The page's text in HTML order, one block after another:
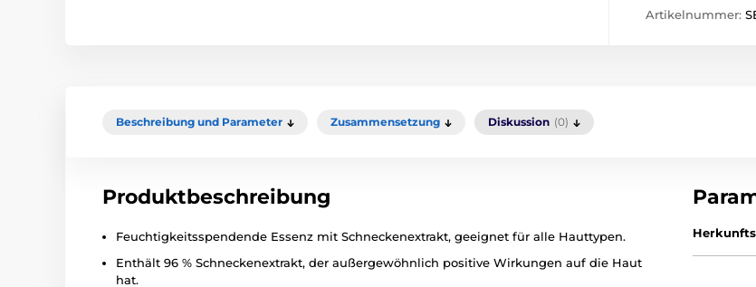
Artikelnummer:
Beschreibung und Parameter Zusammensetzung Diskussion (0)
Produktbeschreibung
Feuchtigkeitsspendende Essenz mit Schneckenextrakt, geeignet für alle Hauttypen.
Enthält 96 % Schneckenextrakt, der außergewöhnlich positive Wirkungen auf die Haut
hat.